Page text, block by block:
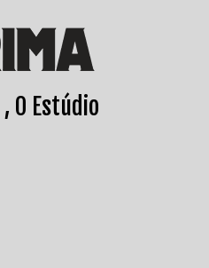
O Estúdio